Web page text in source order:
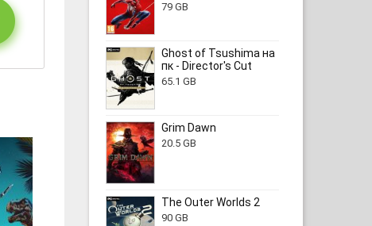
79 GB
Ghost of Tsushima на
пк - Director's Cut
65.1 GB
Grim Dawn
20.5 GB
The Outer Worlds 2
90 GB